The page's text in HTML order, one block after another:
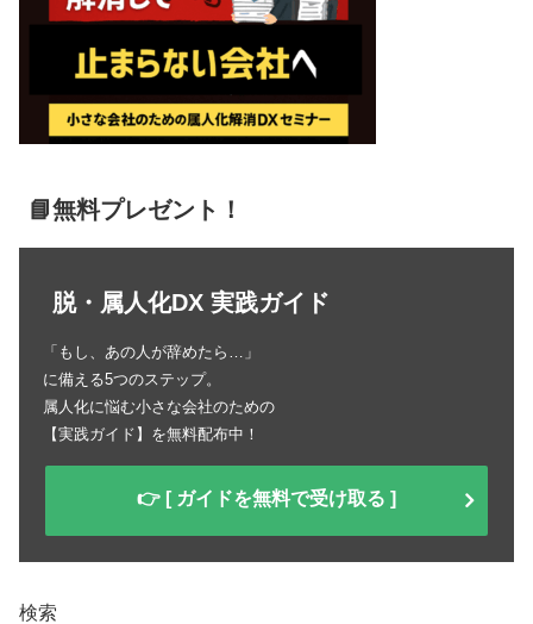
📘無料プレゼント！
脱・属人化DX 実践ガイド
「もし、あの人が辞めたら…」
に備える5つのステップ。
属人化に悩む小さな会社のための
【実践ガイド】を無料配布中！
👉 [ ガイドを無料で受け取る ]
検索